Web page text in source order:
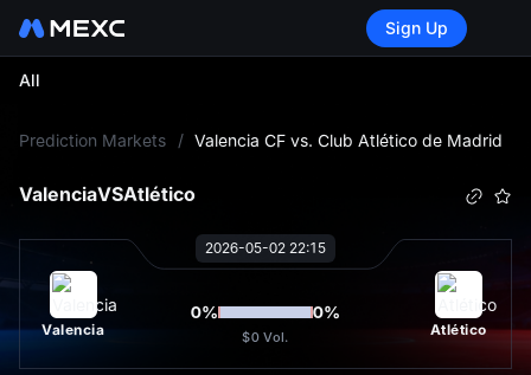
Sign Up
All
Prediction Markets / Valencia CF vs. Club Atlético de Madrid
ValenciaVSAtlético
2026-05-02 22:15
Valencia
0% 0%
$0 Vol. Atlético